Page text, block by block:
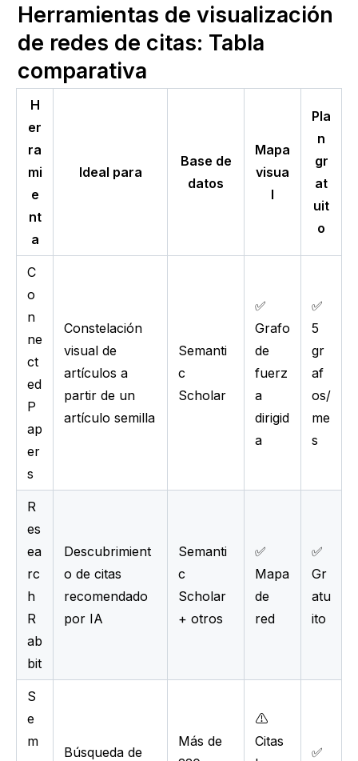
Herramientas de visualización
de redes de citas: Tabla
comparativa
H
er
ra
mi
e
nt
a
Ideal para
Base de
datos
Mapa
visua
l
Pla
n
gr
at
uit
o
C
o
n
ne
ct
ed
P
ap
er
s
Constelación
visual de
artículos a
partir de un
artículo semilla
Semanti
c
Scholar
✅
Grafo
de
fuerz
a
dirigid
a
✅
5
gr
af
os/
me
s
R
es
ea
rc
h
R
ab
bit
Descubrimient
o de citas
recomendado
por IA
Semanti
c
Scholar
+ otros
✅
Mapa
de
red
✅
Gr
atu
ito
S
e
m
Búsqueda de
Más de
⚠️
Citas
✅